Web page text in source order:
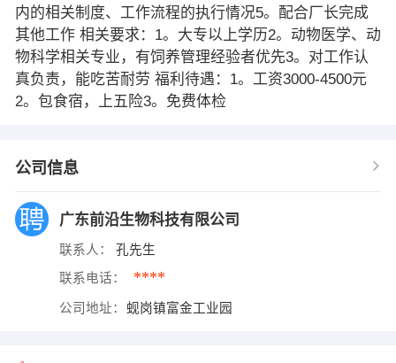
内的相关制度、工作流程的执行情况5。配合厂长完成
其他工作 相关要求：1。大专以上学历2。动物医学、动
物科学相关专业，有饲养管理经验者优先3。对工作认
真负责，能吃苦耐劳 福利待遇：1。工资3000-4500元
2。包食宿，上五险3。免费体检
公司信息
广东前沿生物科技有限公司
联系人： 孔先生
联系电话： ****
公司地址： 蚬岗镇富金工业园